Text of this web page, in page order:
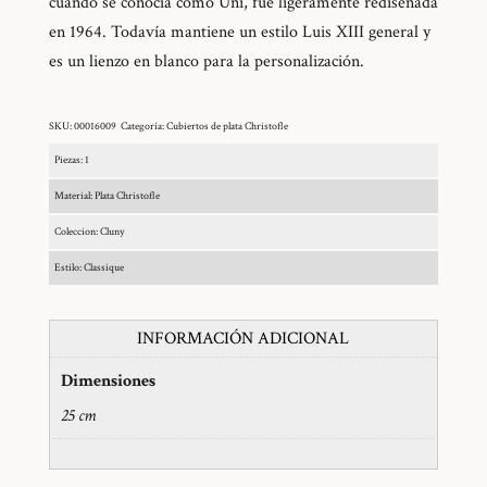
en 1964. Todavía mantiene un estilo Luis XIII general y
es un lienzo en blanco para la personalización.
SKU:00016009 Categoría:Cubiertos de plata Christofle
Piezas: 1
Material: Plata Christofle
Coleccion: Cluny
Estilo: Classique
INFORMACIÓN ADICIONAL
Dimensiones
25 cm